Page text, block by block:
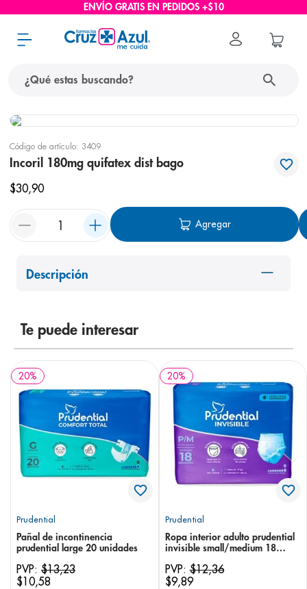
ENVÍO GRATIS EN PEDIDOS +$10
Código de artículo: 3409
Incoril 180mg quifatex dist bago
$30,90
Agregar
Descripción
Te puede interesar
20%
Prudential
Pañal de incontinencia
prudential large 20 unidades
PVP: $13,23
$10,58
20%
Prudential
Ropa interior adulto prudential
invisible small/medium 18
PVP:$12,36
$9,89
términos más buscados
6. shampoo
pediasure
9. panolini
10.